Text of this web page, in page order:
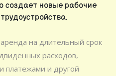
создает новые рабочие
на длительный срок
расходов,
платежами и другой